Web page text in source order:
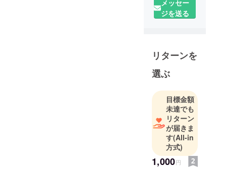
メッセー
ジを送る
リターンを
選ぶ
目標金額
未達でも
リターン
が届きま
す(All-in
方式)
1,000円